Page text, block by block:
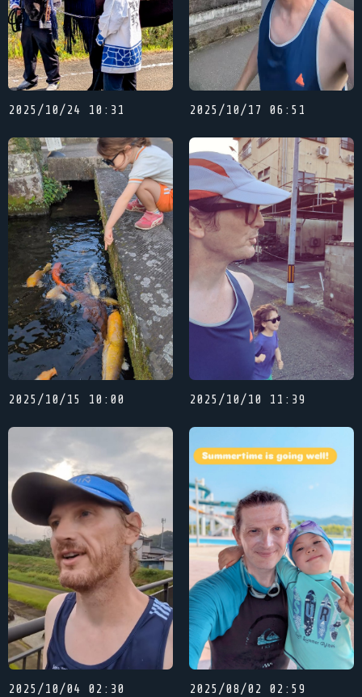
2025/10/24 10:31 2025/10/17 06:51
2025/10/15 10:00 2025/10/10 11:39
2025/10/04 02:30 2025/08/02 02:59